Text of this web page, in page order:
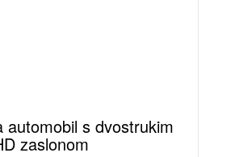
automobil s dvostrukim
zaslonom